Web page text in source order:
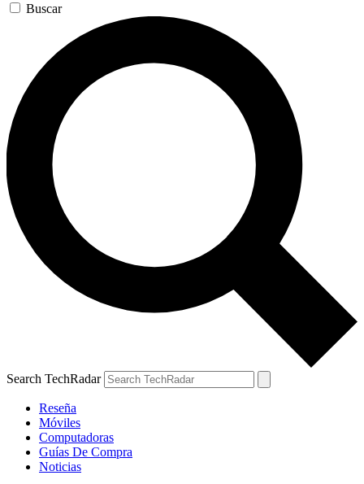
Buscar
Search TechRadar
Reseña
Móviles
Computadoras
Guías De Compra
Noticias